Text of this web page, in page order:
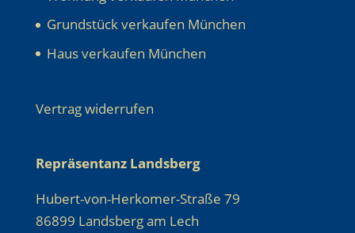
Grundstück verkaufen München
Haus verkaufen München
Vertrag widerrufen
Repräsentanz Landsberg
Hubert-von-Herkomer-Straße 79
86899 Landsberg am Lech